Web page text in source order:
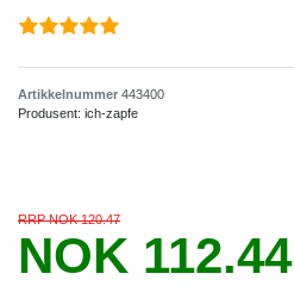
Artikkelnummer 443400
Produsent: ich-zapfe
RRP NOK 120.47
NOK 112.44